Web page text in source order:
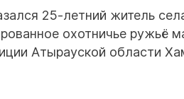
25-летний житель
охотничье ружьё
Атырауской области